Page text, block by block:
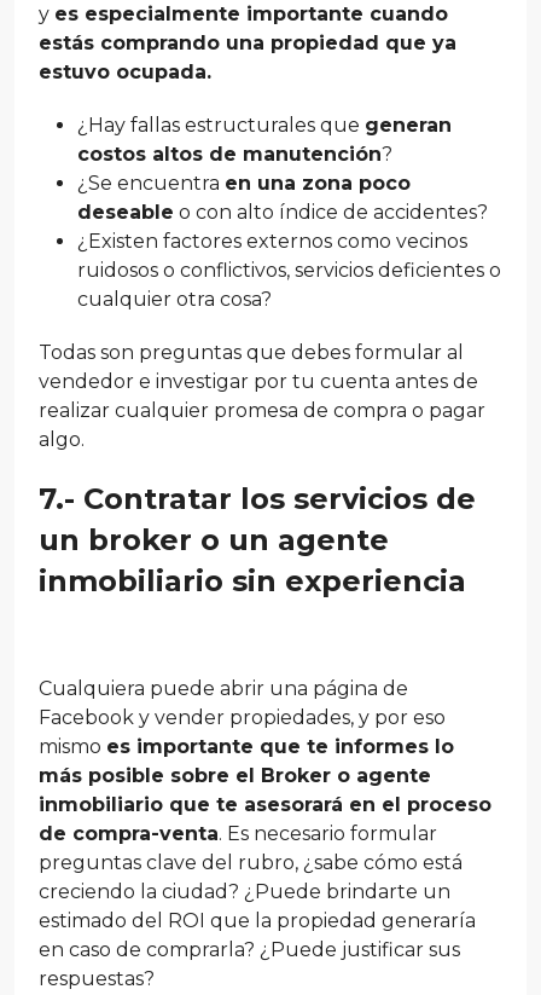
y es especialmente importante cuando
estás comprando una propiedad que ya
estuvo ocupada.
¿Hay fallas estructurales que generan
costos altos de manutención?
¿Se encuentra en una zona poco
deseable o con alto índice de accidentes?
¿Existen factores externos como vecinos
ruidosos o conflictivos, servicios deficientes o
cualquier otra cosa?
Todas son preguntas que debes formular al
vendedor e investigar por tu cuenta antes de
realizar cualquier promesa de compra o pagar
algo.
7.- Contratar los servicios de
un broker o un agente
inmobiliario sin experiencia
Cualquiera puede abrir una página de
Facebook y vender propiedades, y por eso
mismo es importante que te informes lo
más posible sobre el Broker o agente
inmobiliario que te asesorará en el proceso
de compra-venta. Es necesario formular
preguntas clave del rubro, ¿sabe cómo está
creciendo la ciudad? ¿Puede brindarte un
estimado del ROI que la propiedad generaría
en caso de comprarla? ¿Puede justificar sus
respuestas?